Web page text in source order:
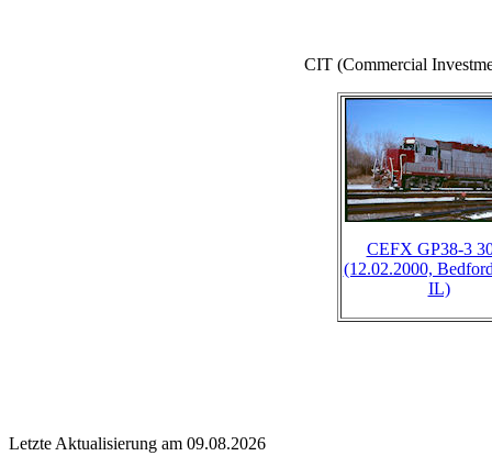
CIT (Commercial
CEFX GP38-3
(12.02.2000,
IL)
Letzte Aktualisierung am 09.08.2026